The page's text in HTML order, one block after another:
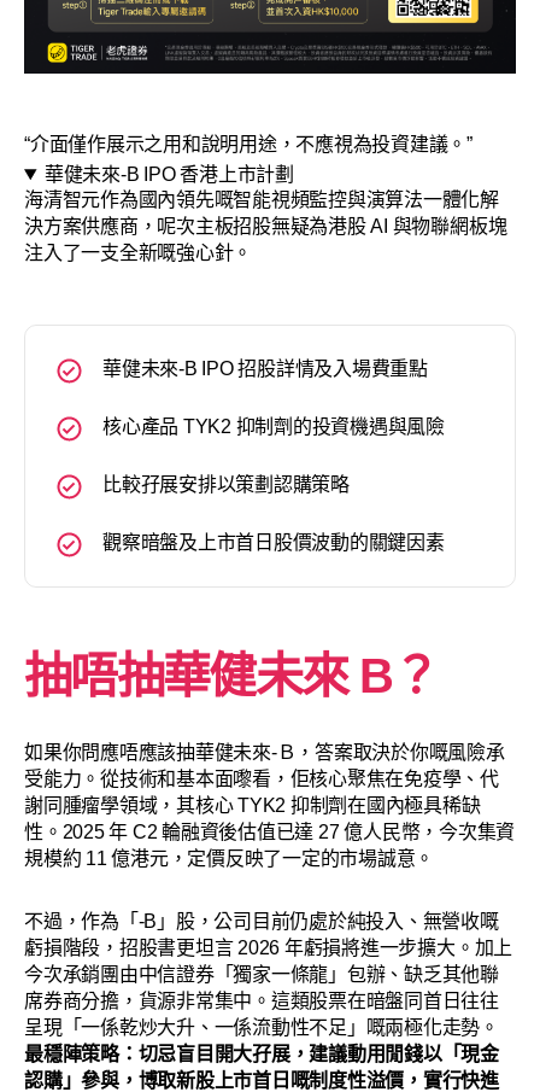
“介面僅作展示之用和說明用途，不應視為投資建議。”
華健未來-B IPO 香港上市計劃
海清智元作為國內領先嘅智能視頻監控與演算法一體化解
決方案供應商，呢次主板招股無疑為港股 AI 與物聯網板塊
注入了一支全新嘅強心針。
華健未來-B IPO 招股詳情及入場費重點
核心產品 TYK2 抑制劑的投資機遇與風險
比較孖展安排以策劃認購策略
觀察暗盤及上市首日股價波動的關鍵因素
抽唔抽華健未來 B ？
如果你問應唔應該抽華健未來-Ｂ，答案取決於你嘅風險承
受能力。從技術和基本面嚟看，佢核心聚焦在免疫學、代
謝同腫瘤學領域，其核心 TYK2 抑制劑在國內極具稀缺
性。2025 年 C2 輪融資後估值已達 27 億人民幣，今次集資
規模約 11 億港元，定價反映了一定的市場誠意。
不過，作為「-B」股，公司目前仍處於純投入、無營收嘅
虧損階段，招股書更坦言 2026 年虧損將進一步擴大。加上
今次承銷團由中信證券「獨家一條龍」包辦、缺乏其他聯
席券商分擔，貨源非常集中。這類股票在暗盤同首日往往
呈現「一係乾炒大升、一係流動性不足」嘅兩極化走勢。
最穩陣策略：切忌盲目開大孖展，建議動用閒錢以「現金
認購」參與，博取新股上市首日嘅制度性溢價，實行快進